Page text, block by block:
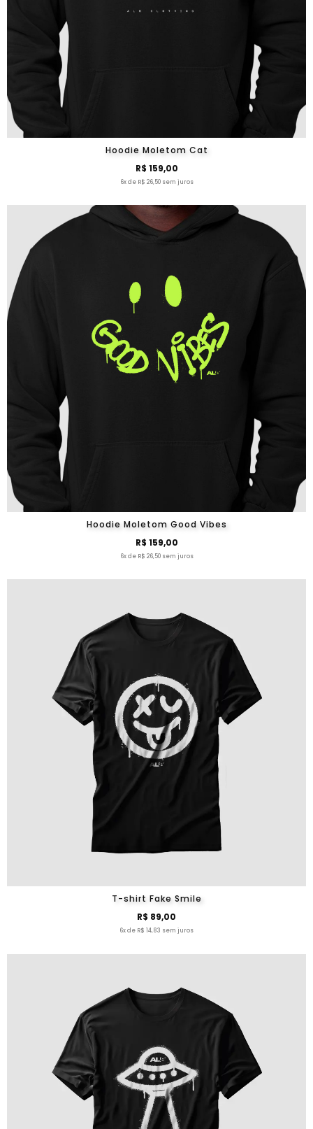
Hoodie Moletom Cat
R$ 159,00
6x de R$ 26,50 sem juros
Hoodie Moletom Good Vibes
R$ 159,00
6x de R$ 26,50 sem juros
T-shirt Fake Smile
R$ 89,00
6x de R$ 14,83 sem juros